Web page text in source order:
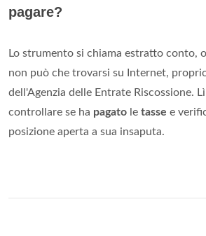
pagare?
Lo strumento si chiama estratto conto,
non può che trovarsi su Internet,
dell'Agenzia delle Entrate Riscossione.
controllare se ha pagato le tasse e
posizione aperta a sua insaputa.